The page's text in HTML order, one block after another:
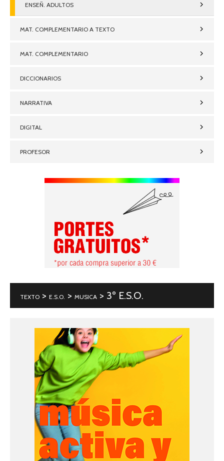
ENSEÑ. ADULTOS
MAT. COMPLEMENTARIO A TEXTO
MAT. COMPLEMENTARIO
DICCIONARIOS
NARRATIVA
DIGITAL
PROFESOR
TEXTO > E.S.O. > MUSICA > 3º E.S.O.